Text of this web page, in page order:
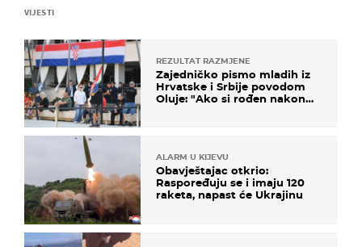
VIJESTI
REZULTAT RAZMJENE
Zajedničko pismo mladih iz
Hrvatske i Srbije povodom
Oluje: "Ako si rođen nakon
ALARM U KIJEVU
Obavještajac otkrio:
Raspoređuju se i imaju 120
raketa, napast će Ukrajinu